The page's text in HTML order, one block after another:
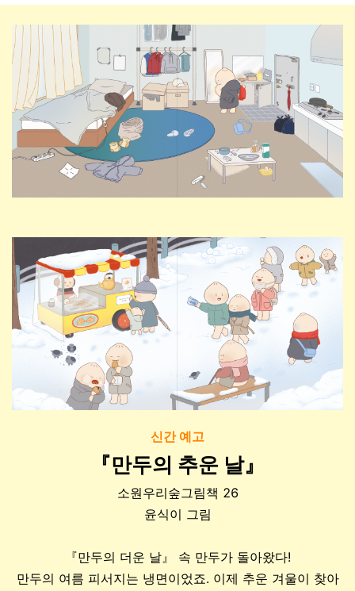
신간 예고
『만두의 추운 날』
소원우리숲그림책 26
윤식이 그림
『만두의 더운 날』 속 만두가 돌아왔다!
만두의 여름 피서지는 냉면이었죠. 이제 추운 겨울이 찾아